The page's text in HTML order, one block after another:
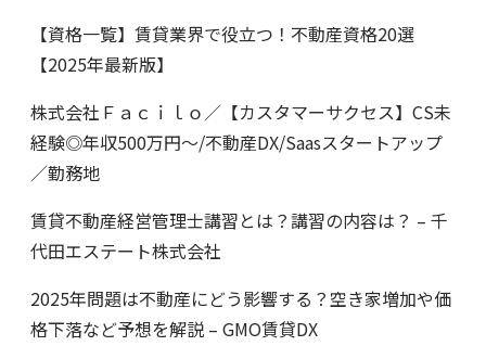
【資格一覧】賃貸業界で役立つ！不動産資格20選
【2025年最新版】
株式会社Ｆａｃｉｌｏ／【カスタマーサクセス】CS未
経験◎年収500万円～/不動産DX/Saasスタートアップ
／勤務地
賃貸不動産経営管理士講習とは？講習の内容は？ – 千
代田エステート株式会社
2025年問題は不動産にどう影響する？空き家増加や価
格下落など予想を解説 – GMO賃貸DX